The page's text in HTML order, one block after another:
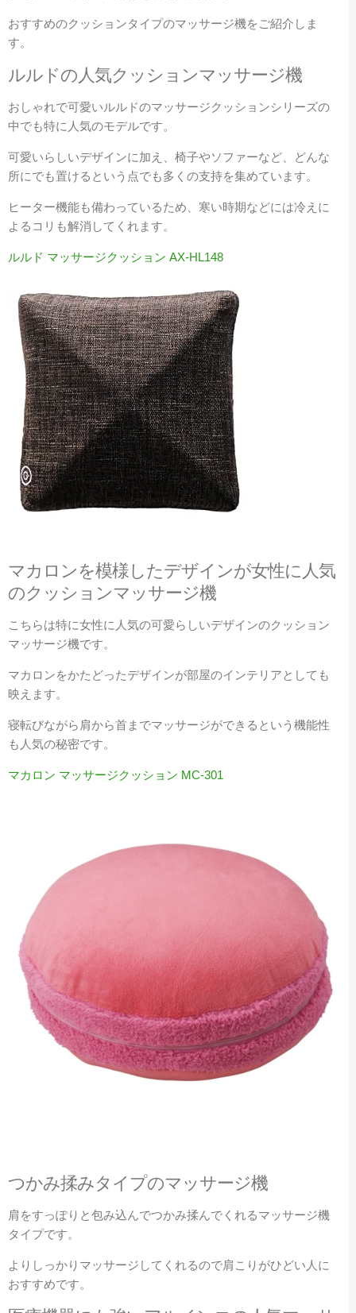
おすすめのクッションタイプのマッサージ機をご紹介しま
す。
ルルドの人気クッションマッサージ機
おしゃれで可愛いルルドのマッサージクッションシリーズの
中でも特に人気のモデルです。
可愛いらしいデザインに加え、椅子やソファーなど、どんな
所にでも置けるという点でも多くの支持を集めています。
ヒーター機能も備わっているため、寒い時期などには冷えに
よるコリも解消してくれます。
ルルド マッサージクッション AX-HL148
マカロンを模様したデザインが女性に人気
のクッションマッサージ機
こちらは特に女性に人気の可愛らしいデザインのクッション
マッサージ機です。
マカロンをかたどったデザインが部屋のインテリアとしても
映えます。
寝転びながら肩から首までマッサージができるという機能性
も人気の秘密です。
マカロン マッサージクッション MC-301
つかみ揉みタイプのマッサージ機
肩をすっぽりと包み込んでつかみ揉んでくれるマッサージ機
タイプです。
よりしっかりマッサージしてくれるので肩こりがひどい人に
おすすめです。